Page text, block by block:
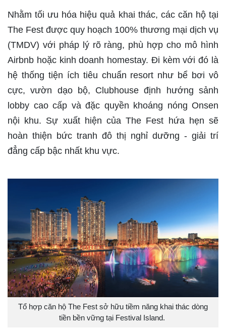
Nhằm tối ưu hóa hiệu quả khai thác, các căn hộ tại
The Fest được quy hoạch 100% thương mại dịch vụ
(TMDV) với pháp lý rõ ràng, phù hợp cho mô hình
Airbnb hoặc kinh doanh homestay. Đi kèm với đó là
hệ thống tiện ích tiêu chuẩn resort như bể bơi vô
cực, vườn dạo bộ, Clubhouse định hướng sảnh
lobby cao cấp và đặc quyền khoáng nóng Onsen
nội khu. Sự xuất hiện của The Fest hứa hẹn sẽ
hoàn thiện bức tranh đô thị nghỉ dưỡng - giải trí
đẳng cấp bậc nhất khu vực.
Tổ hợp căn hộ The Fest sở hữu tiềm năng khai thác dòng
tiền bền vững tại Festival Island.